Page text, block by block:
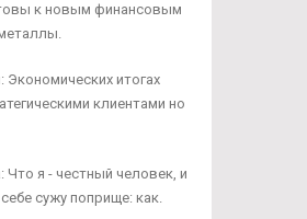
к новым финансовым
Экономических итогах
клиентами но
Что я - честный человек, и
сужу поприще: как.